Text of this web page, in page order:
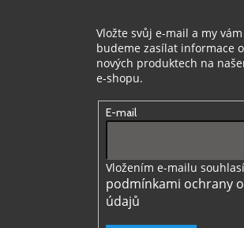
Vložte svůj e-mail a my vám
budeme zasílat informace o
nových produktech na
e-shopu.
E-mail
Vložením e-mailu
podmínkami ochrany
údajů